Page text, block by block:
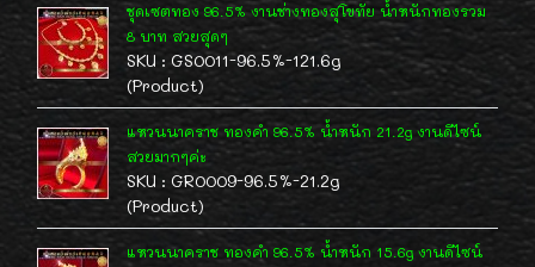
ชุดเซตทอง 96.5% งานช่างทองสุโขทัย น้ำหนักทองรวม
8 บาท สวยสุดๆ
SKU : GS0011-96.5%-121.6g
(Product)
แหวนนาคราช ทองคำ 96.5% น้ำหนัก 21.2g งานดีไซน์
สวยมากๆค่ะ
SKU : GR0009-96.5%-21.2g
(Product)
แหวนนาคราช ทองคำ 96.5% น้ำหนัก 15.6g งานดีไซน์